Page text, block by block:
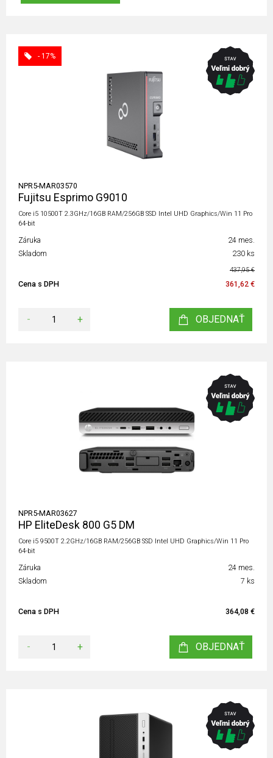
- 17%
NPR5-MAR03570
Fujitsu Esprimo G9010
Core i5 10500T 2.3GHz/16GB RAM/256GB SSD Intel UHD Graphics/Win 11 Pro
64-bit
Záruka
24 mes.
Skladom
230 ks
437,95 €
Cena s DPH 361,62 €
- + OBJEDNAŤ
NPR5-MAR03627
HP EliteDesk 800 G5 DM
Core i5 9500T 2.2GHz/16GB RAM/256GB SSD Intel UHD Graphics/Win 11 Pro
64-bit
Záruka
24 mes.
Skladom
7 ks
Cena s DPH 364,08 €
- + OBJEDNAŤ